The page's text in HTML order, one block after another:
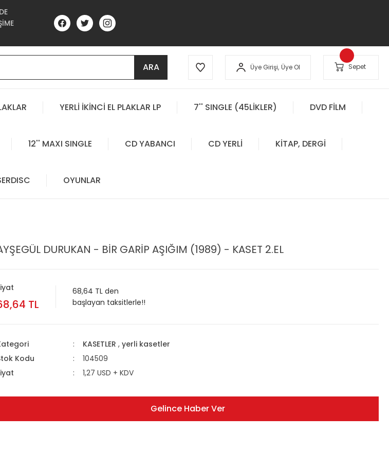
ARA Üye Girişi, Üye Ol Sepet
YERLİ İKİNCİ EL PLAKLAR LP 7'' SINGLE (45LİKLER) DVD FİLM
12'' MAXI SINGLE CD YABANCI CD YERLİ KİTAP, DERGİ
OYUNLAR
DURUKAN - BİR GARİP AŞIĞIM (1989) - KASET 2.EL
TL
68,64 TL den
başlayan taksitlerle!!
KASETLER , yerli kasetler
Kodu
104509
1,27 USD + KDV
Gelince Haber Ver